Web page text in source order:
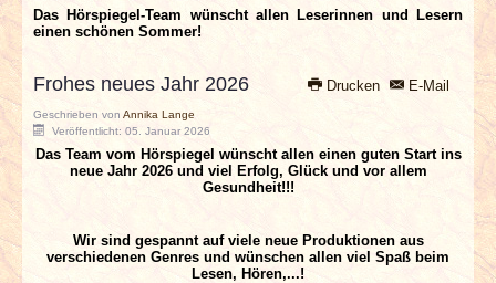
Das Hörspiegel-Team wünscht allen Leserinnen und Lesern
einen schönen Sommer!
Drucken E-Mail
Frohes neues Jahr 2026
Geschrieben von Annika Lange
Veröffentlicht: 05. Januar 2026
Das Team vom Hörspiegel wünscht allen einen guten Start ins
neue Jahr 2026 und viel Erfolg, Glück und vor allem
Gesundheit!!!
Wir sind gespannt auf viele neue Produktionen aus
verschiedenen Genres und wünschen allen viel Spaß beim
Lesen, Hören,...!